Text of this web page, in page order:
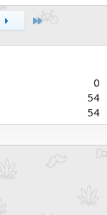
0
54
54